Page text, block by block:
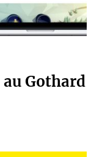
Gothard